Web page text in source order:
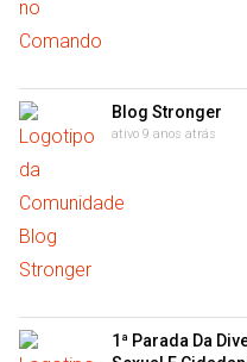
Blog Stronger
ativo 9 anos atrás
1ª Parada Da